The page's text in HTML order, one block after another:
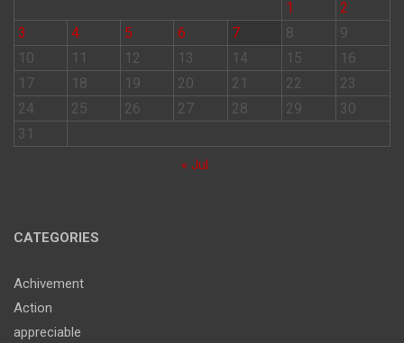
1
2
3
4 5 6 7 8
9
10
11 12 13 14 15
16
17
18 19 20 21 22
23
24
25 26 27 28 29
30
31
« Jul
CATEGORIES
Achivement
Action
appreciable